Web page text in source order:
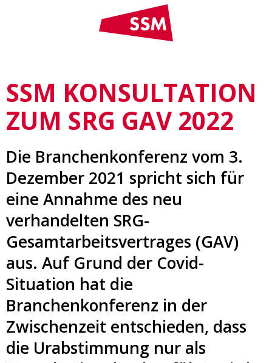
SSM KONSULTATION
ZUM SRG GAV 2022
Die Branchenkonferenz vom 3.
Dezember 2021 spricht sich für
eine Annahme des neu
verhandelten SRG-
Gesamtarbeitsvertrages (GAV)
aus. Auf Grund der Covid-
Situation hat die
Branchenkonferenz in der
Zwischenzeit entschieden, dass
die Urabstimmung nur als